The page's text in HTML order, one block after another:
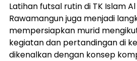
Latihan futsal rutin di TK Islam Al
Rawamangun juga menjadi
mempersiapkan murid
kegiatan dan pertandingan di
dikenalkan dengan konsep